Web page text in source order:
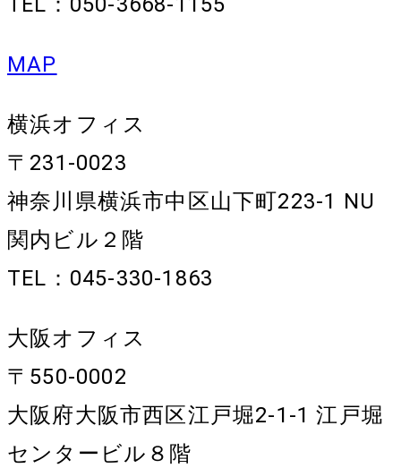
MAP
横浜オフィス
〒231-0023
神奈川県横浜市中区山下町223-1 NU
関内ビル２階
TEL：045-330-1863
大阪オフィス
〒550-0002
大阪府大阪市西区江戸堀2-1-1 江戸堀
センタービル８階